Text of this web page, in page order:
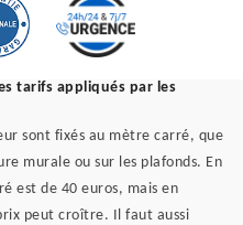
tarifs appliqués par les
sont fixés au mètre carré, que
murale ou sur les plafonds. En
est de 40 euros, mais en
peut croître. Il faut aussi